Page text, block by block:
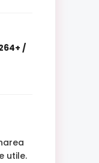
/
utile.